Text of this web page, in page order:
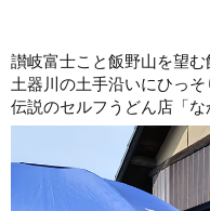
讃岐富士こと飯野山を望む
土器川の土手沿いにひっそ
伝説のセルフうどん店「な